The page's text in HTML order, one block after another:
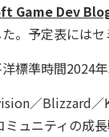
Game Dev
。予定表には
標準時間2024
／Blizzard
ュニティの成